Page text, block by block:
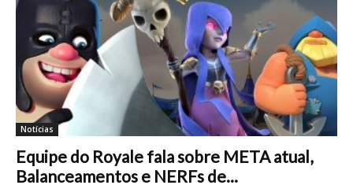
Notícias
Equipe do Royale fala sobre META atual,
Balanceamentos e NERFs de...